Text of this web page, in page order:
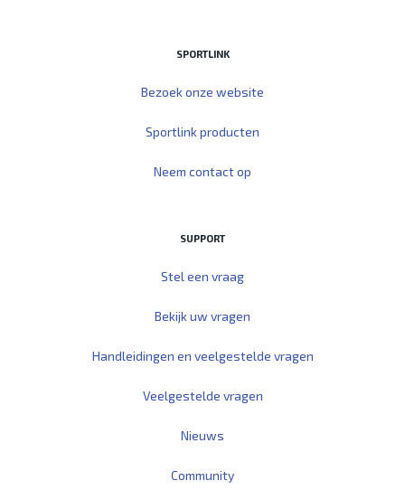
SPORTLINK
Bezoek onze website
Sportlink producten
Neem contact op
SUPPORT
Stel een vraag
Bekijk uw vragen
Handleidingen en veelgestelde vragen
Veelgestelde vragen
Nieuws
Community